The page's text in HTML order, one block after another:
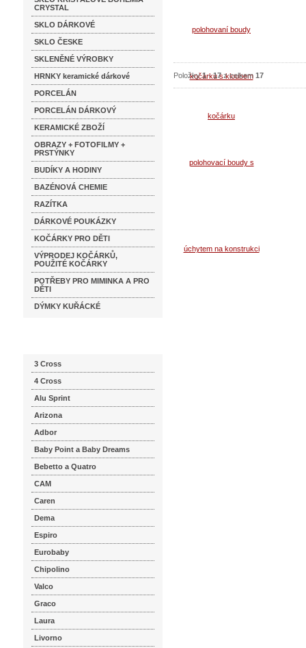
CRYSTAL
SKLO DÁRKOVÉ
SKLO ČESKE
SKLENĚNÉ VÝROBKY
HRNKY keramické dárkové
PORCELÁN
PORCELÁN DÁRKOVÝ
KERAMICKÉ ZBOŽÍ
OBRAZY + FOTOFILMY +
PRSTÝNKY
BUDÍKY A HODINY
BAZÉNOVÁ CHEMIE
RAZÍTKA
DÁRKOVÉ POUKÁZKY
KOČÁRKY PRO DĚTI
VÝPRODEJ KOČÁRKŮ,
POUŽITÉ KOČÁRKY
POTŘEBY PRO MIMINKA A PRO
DĚTI
DÝMKY KUŘÁCKÉ
3 Cross
4 Cross
Alu Sprint
Arizona
Adbor
Baby Point a Baby Dreams
Bebetto a Quatro
CAM
Caren
Dema
Espiro
Eurobaby
Chipolino
Valco
Graco
Laura
Livorno
Položky1-17z celkem 17